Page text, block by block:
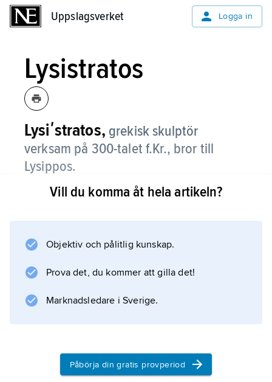
Uppslagsverket Logga in
Lysistratos
Lysiʹstratos, grekisk skulptör
verksam på 300-talet f.Kr., bror till
Lysippos.
Lysistratos var känd för att ha gjort de första
ansikten eller även andra kroppsdelar. Han
porträttören.
Vill du komma åt hela artikeln?
Objektiv och pålitlig kunskap.
Prova det, du kommer att gilla det!
Marknadsledare i Sverige.
Påbörja din gratis provperiod